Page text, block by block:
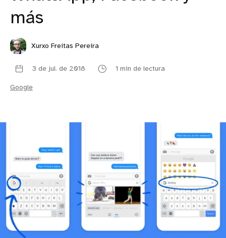
más
Xurxo Freitas Pereira
3 de jul. de 2018 1 min de lectura
Google